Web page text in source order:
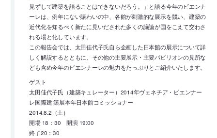
見ずして建築を語ることはできないだろう。」と語る今年のビエンナ
ーレは、例年にない賑わいの中、各館が刺激的な展示を競い、建築の
近代化を知るべく新たに見いだされた多くの議論が国をこえて交わさ
れる場と化しています。
この報告会では、太田佳代子氏自ら企画した日本館の展示について詳
しく解説するとともに、その他の主要展示・主要パビリオンの見所な
ども含め今年のビエンナーレの魅力をたっぷりとご紹介いたします。
ゲスト
太田佳代子氏（建築キュレーター）2014年ヴェネチア・ビエンナー
レ国際建 築展本年日本館コミッショナー
2014.8.2（土）
開場 18：30 開演 19:00
終了20：30